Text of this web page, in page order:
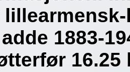
1883-
16.25